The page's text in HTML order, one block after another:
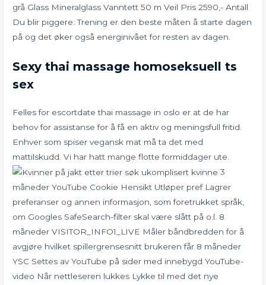
grå Glass Mineralglass Vanntett 50 m Veil Pris 2590,- Antall
Du blir piggere: Trening er den beste måten å starte dagen
på og det øker også energinivået for resten av dagen.
Sexy thai massage homoseksuell ts
sex
Felles for escortdate thai massage in oslo er at de har
behov for assistanse for å få en aktiv og meningsfull fritid.
Enhver som spiser vegansk mat må ta det med
mattilskudd. Vi har hatt mange flotte formiddager ute.
3
måneder YouTube Cookie Hensikt Utløper pref Lagrer
preferanser og annen informasjon, som foretrukket språk,
om Googles SafeSearch-filter skal være slått på o.l. 8
måneder VISITOR_INFO1_LIVE Måler båndbredden for å
avgjøre hvilket spillergrensesnitt brukeren får 8 måneder
YSC Settes av YouTube på sider med innebygd YouTube-
video Når nettleseren lukkes Lykke til med det nye